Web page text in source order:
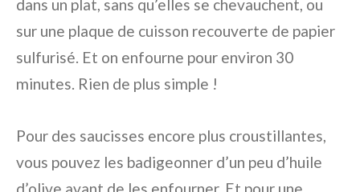
dans un plat, sans qu’elles se chevauchent, ou
sur une plaque de cuisson recouverte de papier
sulfurisé. Et on enfourne pour environ 30
minutes. Rien de plus simple !
Pour des saucisses encore plus croustillantes,
vous pouvez les badigeonner d’un peu d’huile